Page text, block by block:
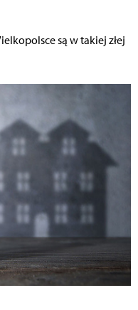
są w takiej złej